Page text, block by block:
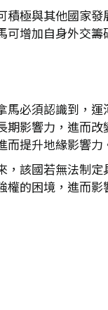
極與其他國家
增加自身外交
必須認識到，運
影響力，進而
提升地緣影響力
該國若無法制
的困境，進而